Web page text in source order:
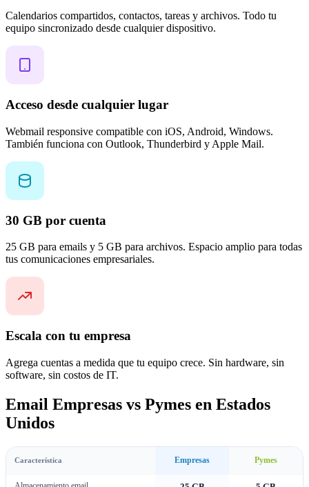
Calendarios compartidos, contactos, tareas y archivos. Todo tu
equipo sincronizado desde cualquier dispositivo.
Acceso desde cualquier lugar
Webmail responsive compatible con iOS, Android, Windows.
También funciona con Outlook, Thunderbird y Apple Mail.
30 GB por cuenta
25 GB para emails y 5 GB para archivos. Espacio amplio para todas
tus comunicaciones empresariales.
Escala con tu empresa
Agrega cuentas a medida que tu equipo crece. Sin hardware, sin
software, sin costos de IT.
Email Empresas vs Pymes en Estados
Unidos
Característica Empresas Pymes